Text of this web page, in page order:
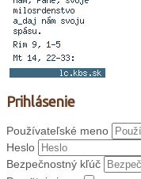
Prihlásenie
Používateľské meno
Heslo
Bezpečnostný kľúč